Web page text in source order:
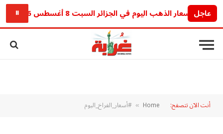
عاجل
أسعار الذهب اليوم في الجزائر السبت 8 أغسطس 2026.. آخر تحديث للجرام والأونصة ⏸
أنت الآن تتصفح: Home
» #أسعار_الفراخ_اليوم